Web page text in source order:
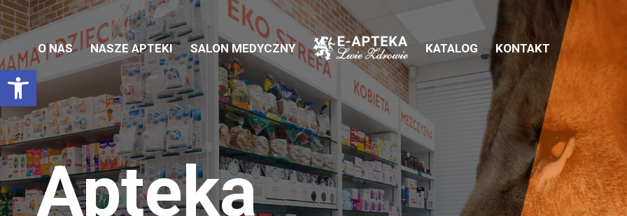
Otwórz pasek narzędzi
O NAS NASZE APTEKI SALON MEDYCZNY KATALOG KONTAKT
Apteka